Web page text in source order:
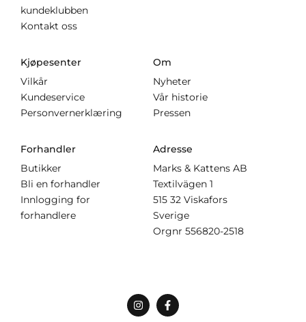
kundeklubben
Kontakt oss
Kjøpesenter
Vilkår
Kundeservice
Personvernerklæring
Om
Nyheter
Vår historie
Pressen
Forhandler
Butikker
Bli en forhandler
Innlogging for
forhandlere
Adresse
Marks & Kattens AB
Textilvägen 1
515 32 Viskafors
Sverige
Orgnr 556820-2518